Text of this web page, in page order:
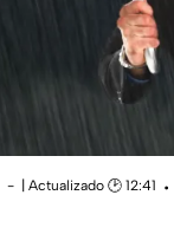
| Actualizado 🕑 12:41